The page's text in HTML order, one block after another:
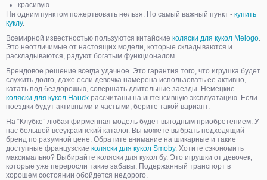
красивую.
Ни одним пунктом пожертвовать нельзя. Но самый важный пункт - купить
куклу.
Всемирной известностью пользуются китайские коляски для кукол Melogo.
Это неотличимые от настоящих модели, которые складываются и
раскладываются, радуют богатым функционалом.
Брендовое решение всегда удачное. Это гарантия того, что игрушка будет
служить долго, даже если девочка намерена использовать ее активно,
катать под бездорожью, совершать длительные заезды. Немецкие
коляски для кукол Hauck рассчитаны на интенсивную эксплуатацию. Если
поездки будут активными и частыми, берите такой вариант.
На “Клубке” любая фирменная модель будет выгодным приобретением. У
нас большой всеукраинский каталог. Вы можете выбрать подходящий
бренд по разумной цене. Обратите внимание на шикарные и такие
доступные французские коляски для кукол Smoby. Хотите сэкономить
максимально? Выбирайте коляски для кукол бу. Это игрушки от девочек,
которые уже переросли такие забавы. Подержанный транспорт в
хорошем состоянии обойдется недорого.